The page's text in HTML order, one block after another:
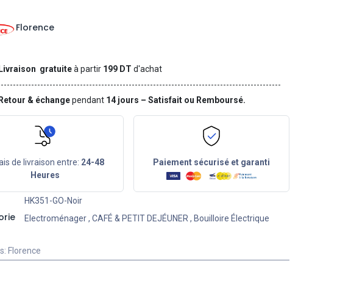
Florence
Livraison gratuiteà partir 199 DTd'achat
Retour & échangependant 14 jours – Satisfait ou Remboursé.
de livraison entre: 24-48
Heures
Paiement sécurisé et garanti
HK351-GO-Noir
Electroménager, CAFÉ & PETIT DEJÉUNER , Bouilloire Électrique
: Florence